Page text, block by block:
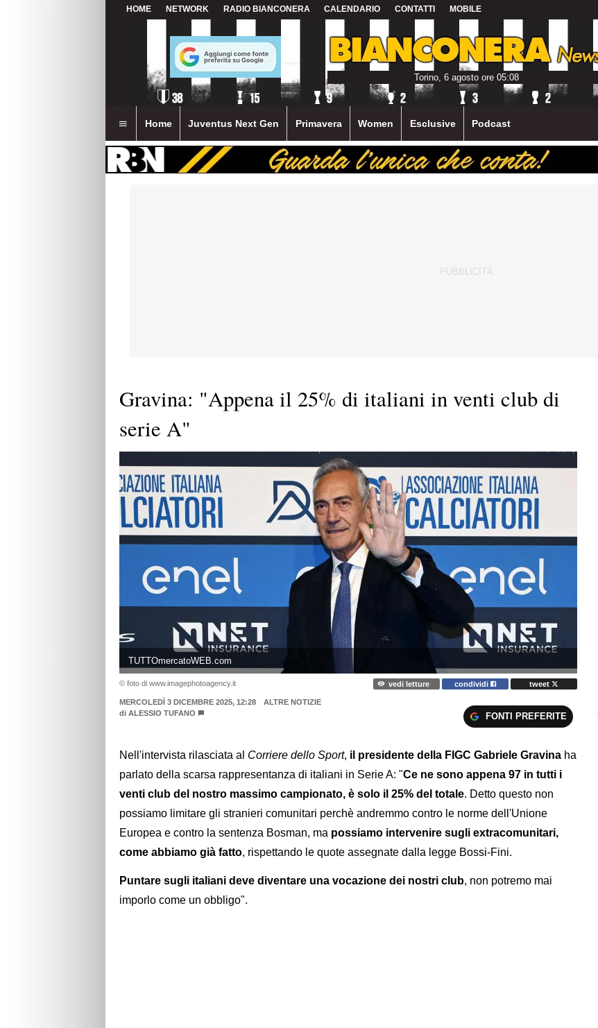
HOME NETWORK RADIO BIANCONERA CALENDARIO CONTATTI MOBILE
Torino, 6 agosto ore 05:08
Home Juventus Next Gen Primavera Women Esclusive Podcast
Gravina: "Appena il 25% di italiani in venti club di
serie A"
TUTTOmercatoWEB.com
© foto di www.imagephotoagency.it vedi letture condividi tweet
MERCOLEDÌ 3 DICEMBRE 2025, 12:28
ALTRE NOTIZIE
di ALESSIO TUFANO FONTI PREFERITE
Nell'intervista rilasciata al Corriere dello Sport, il presidente della FIGC Gabriele Gravina ha
parlato della scarsa rappresentanza di italiani in Serie A: "Ce ne sono appena 97 in tutti i
venti club del nostro massimo campionato, è solo il 25% del totale. Detto questo non
possiamo limitare gli stranieri comunitari perchè andremmo contro le norme dell'Unione
Europea e contro la sentenza Bosman, ma possiamo intervenire sugli extracomunitari,
come abbiamo già fatto, rispettando le quote assegnate dalla legge Bossi-Fini.
Puntare sugli italiani deve diventare una vocazione dei nostri club, non potremo mai
imporlo come un obbligo".